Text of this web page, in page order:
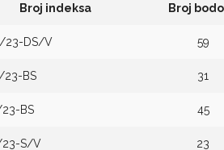
Broj indeksa Broj
23-DS/V 59
BS 31
BS 45
23-S/V 23